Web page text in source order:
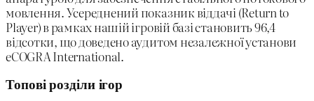
мовлення. Усереднений показник віддачі (Return to
Player) в рамках нашій ігровій базі становить 96,4
відсотки, що доведено аудитом незалежної установи
eCOGRA International.
Топові розділи ігор